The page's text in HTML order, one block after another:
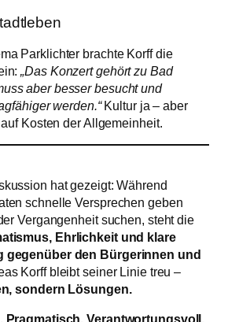
Parklichter brachte Korff die
„Das Konzert gehört zu Bad
aber besser besucht und
werden.“Kultur ja – aber
Kosten der Allgemeinheit.
hat gezeigt: Während
schnelle Versprechen geben
Vergangenheit suchen, steht die
Ehrlichkeit und klare
gegenüber den Bürgerinnen und
Korff bleibt seiner Linie treu –
sondern Lösungen.
Pragmatisch. Verantwortungsvoll.